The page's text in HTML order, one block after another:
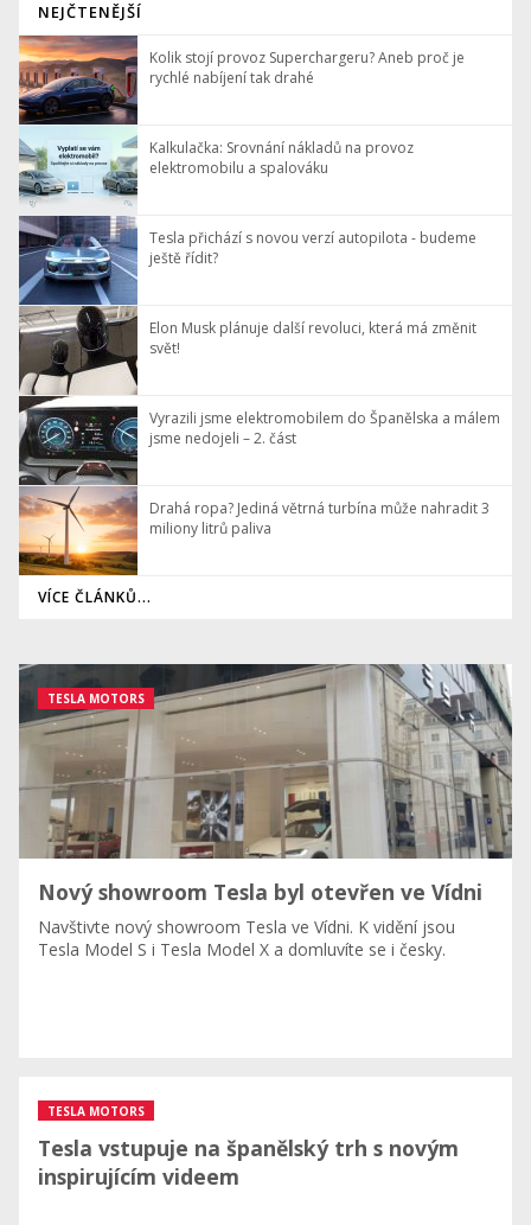
NEJČTENĚJŠÍ
Kolik stojí provoz Superchargeru? Aneb proč je
rychlé nabíjení tak drahé
Kalkulačka: Srovnání nákladů na provoz
elektromobilu a spalováku
Tesla přichází s novou verzí autopilota - budeme
ještě řídit?
Elon Musk plánuje další revoluci, která má změnit
svět!
Vyrazili jsme elektromobilem do Španělska a málem
jsme nedojeli – 2. část
Drahá ropa? Jediná větrná turbína může nahradit 3
miliony litrů paliva
VÍCE ČLÁNKŮ...
Nový showroom Tesla byl otevřen ve Vídni
Navštivte nový showroom Tesla ve Vídni. K vidění jsou
Tesla Model S i Tesla Model X a domluvíte se i česky.
TESLA MOTORS
Tesla vstupuje na španělský trh s novým
inspirujícím videem
TESLA MOTORS